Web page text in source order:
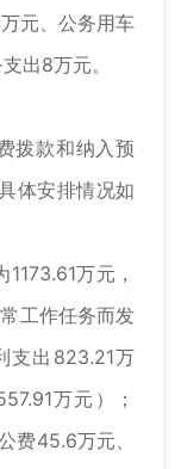
元、公务用车
出8万元。
拨款和纳入预
体安排情况如
万元，
工作任务而发
支出823.21万
万元）；
费45.6万元、